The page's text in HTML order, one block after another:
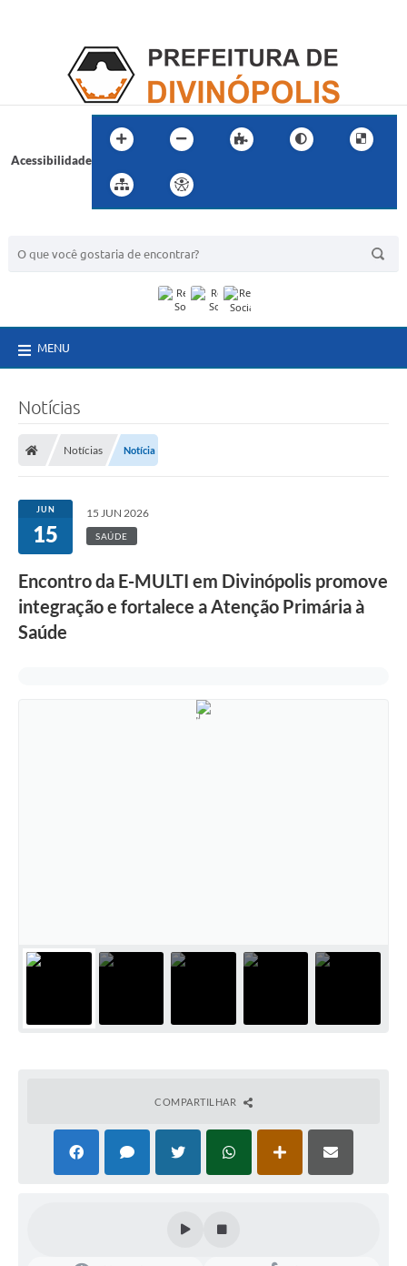
Acessibilidade
MENU
Notícias
Notícias Notícia
JUN
15
15 JUN 2026
SAÚDE
Encontro da E-MULTI em Divinópolis promove
integração e fortalece a Atenção Primária à
Saúde
COMPARTILHAR